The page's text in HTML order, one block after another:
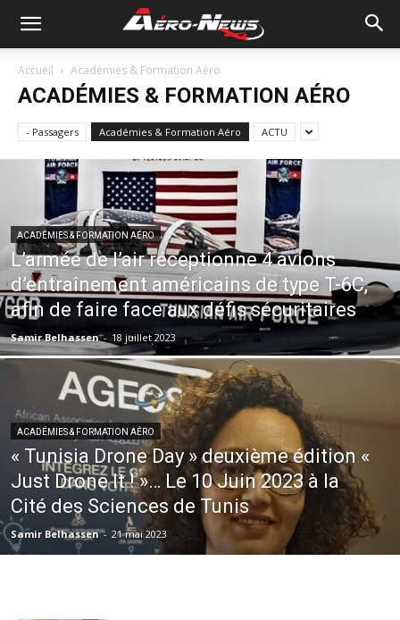
Accueil Académies & Formation Aéro
ACADÉMIES & FORMATION AÉRO
- Passagers Académies & Formation Aéro ACTU
ACADÉMIES & FORMATION AÉRO
L’armée de l’air réceptionne 4 avions
d’entraînement américains de type T-6C,
afin de faire face aux défis sécuritaires
Samir Belhassen - 18 juillet 2023
ACADÉMIES & FORMATION AÉRO
« Tunisia Drone Day » deuxième édition «
Just Drone It ! »… Le 10 Juin 2023 à la
Cité des Sciences de Tunis
Samir Belhassen - 21 mai 2023